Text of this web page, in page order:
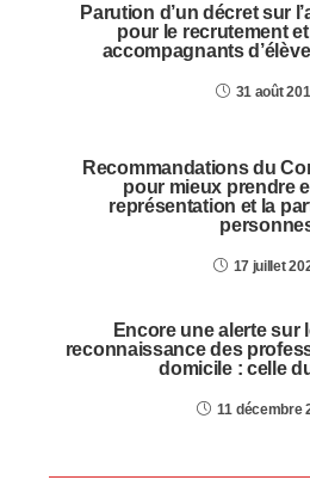
Parution d’un décret sur
pour le recrutement
accompagnants
31 août
Recommandations du
pour mieux prendre
représentation et la
17 juillet
Encore une alerte sur
reconnaissance des
domicile : celle
11 décembre